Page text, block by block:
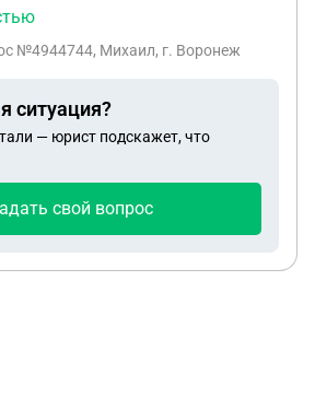
лет. 5 наследников стоимость
№4944744, Михаил, г. Воронеж
ситуация?
— юрист подскажет, что
свой вопрос